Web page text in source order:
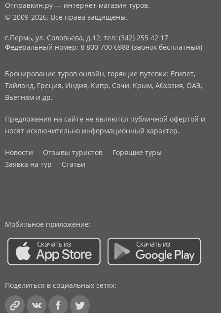
Отправкин.ру — интернет-магазин туров.
© 2009-2026. Все права защищены.
г.Пермь, ул. Соловьева, д.12, тел: (342) 255 42 17
Федеральный номер: 8 800 700 6988 (звонок бесплатный)
Бронирование туров онлайн, горящие путевки: Египет,
Тайланд, Греция, Индия, Кипр, Сочи, Крым, Абхазия, ОАЭ,
Вьетнам и др.
Предложения на сайте не являются публичной офертой и
носят исключительно информационный характер.
Новости Отзывы туристов
Горящие туры
Заявка на тур
Статьи
Мобильное приложение:
Поделиться в социальных сетях: